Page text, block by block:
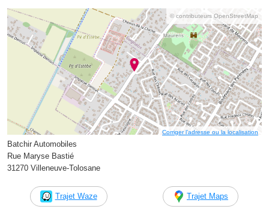
© contributeurs OpenStreetMap
Corriger l’adresse ou la localisation
Batchir Automobiles
Rue Maryse Bastié
31270 Villeneuve-Tolosane
Trajet Waze Trajet Maps